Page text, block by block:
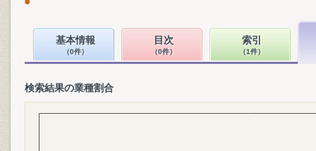
基本情報
（0件）
目次
（0件）
索引
（1件）
検索結果の業種割合